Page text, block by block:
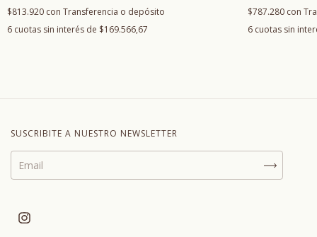
$813.920 con Transferencia o depósito
6 cuotas sin interés de $169.566,67
$787.280 con
6 cuotas sin
SUSCRIBITE A NUESTRO NEWSLETTER